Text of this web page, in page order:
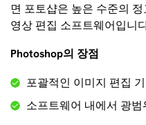
면 포토샵은 높은 수준의
영상 편집 소프트웨어입니
Photoshop의 장점
포괄적인 이미지 편집
소프트웨어 내에서 광